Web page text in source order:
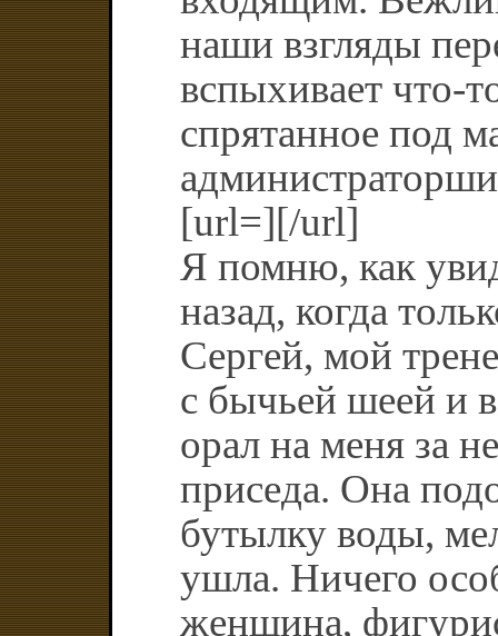
наши взгляды
вспыхивает что-
спрятанное под
[url=][/url]
Я помню, как
назад, когда
Сергей, мой
с бычьей шеей и
орал на меня за
приседа. Она
бутылку воды,
ушла. Ничего
женщина,